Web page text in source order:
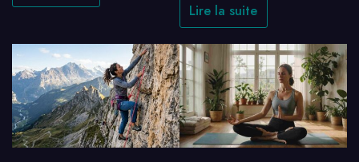
Lire la suite